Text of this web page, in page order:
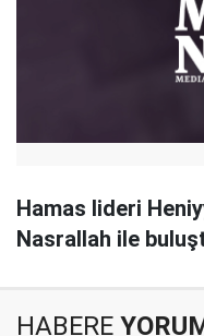
Hamas lideri
Nasrallah ile
HABERE